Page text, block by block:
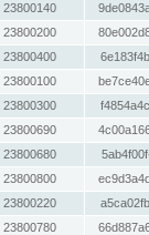
23800140
23800200
23800400
23800100
23800300
23800690
23800680
23800800
23800220
23800780